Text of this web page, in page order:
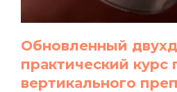
Обновленный
практический курс
вертикального